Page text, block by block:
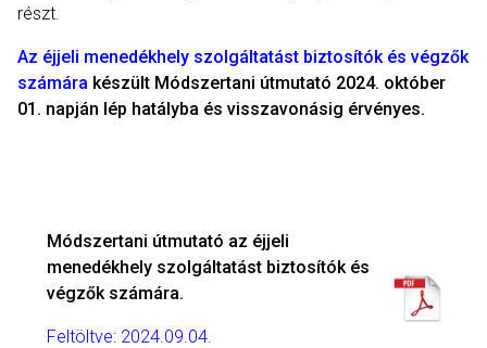
részt.
Az éjjeli menedékhely szolgáltatást biztosítók és végzők
számára készült Módszertani útmutató 2024. október
01. napján lép hatályba és visszavonásig érvényes.
Módszertani útmutató az éjjeli
menedékhely szolgáltatást biztosítók és
végzők számára.
Feltöltve: 2024.09.04.